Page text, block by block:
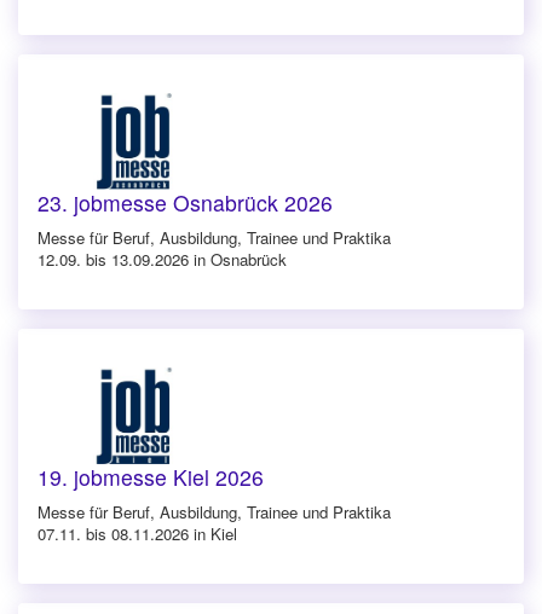
23. jobmesse Osnabrück 2026
Messe für Beruf, Ausbildung, Trainee und Praktika
12.09. bis 13.09.2026 in Osnabrück
19. jobmesse Kiel 2026
Messe für Beruf, Ausbildung, Trainee und Praktika
07.11. bis 08.11.2026 in Kiel